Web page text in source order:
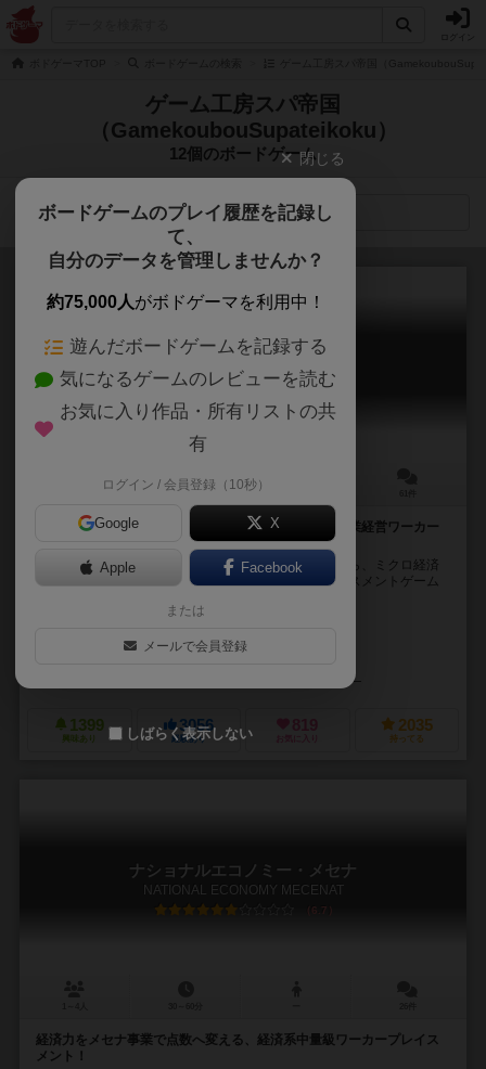
ゲーム工房スパ帝国
（GamekoubouSupateikoku）
12個のボードゲーム
検索メニュー
ナショナルエコノミー
NATIONAL ECONOMY
30～45分
目指すは国民的大企業！経済の流れを体感できる、事業経営ワーカー
ナショナルエコノミーは、オーソドックスでありながら、ミクロ経済
の要素を取り込んだリアリティのあるワーカープレイスメントゲーム
弾正よしかげ（dannjhyouYosikage）
ゲーム工房スパ帝国（GamekoubouSupateikoku）
1399
興味あり
3056
経験あり
819
お気に入り
2035
持ってる
ナショナルエコノミー・メセナ
NATIONAL ECONOMY MECENAT
6.7
経済力をメセナ事業で点数へ変える、経済系中量級ワーカープレイス
メント！
閉じる
ボードゲームのプレイ履歴を記録し
て、
自分のデータを管理しませんか？
約75,000人がボドゲーマを利用中！
遊んだボードゲームを記録する
気になるゲームのレビューを読む
お気に入り作品・所有リストの共
有
ログイン / 会員登録（10秒）
Google X
Apple Facebook
または
メールで会員登録
しばらく表示しない